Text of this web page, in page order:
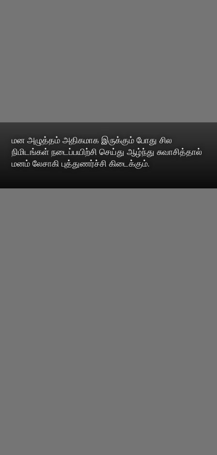
மன அழுத்தம் அதிகமாக இருக்கும் போது சில
நிமிடங்கள் நடைப்பயிற்சி செய்து ஆழ்ந்து சுவாசித்தால்
மனம் லேசாகி புத்துணர்ச்சி கிடைக்கும்.